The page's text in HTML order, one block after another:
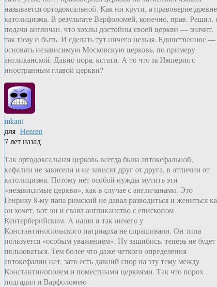
называется ортодоксальной. Как ни крути, а правоверие
католицизма. В результате Варфоломей, конечно, прав. Решил,
подачи англичан, что хохлы достойны своей церкви — значит,
так тому и быть. И сделать тут ничего нельзя. Единственное —
основать независимую Московскую церковь, по примеру
англиканской. Давно пора, кстати. А то что за Империя с
иностранным главой церкви?
mkant
для Henren
7 лет назад
Так ортодоксальная церковь всегда была автокефальной,
кефалии не зависели и не зависят друг от друга, в отличии от
католицизма. Потому нет особой нужды мутить эти
«независимые церкви», как в случае с англичанами. Это
Генриху 8-му папа римский не давал разводиться и жениться
он хочет, вот он и сваял англиканство с епископом
Кентерберийским. А наши и так ничего у
Константинопольского патриарха не спрашивали. Он типа
пользуется «особым уважением». Ну зашибись, теперь не будет
пользоваться. Тем более что даже четкого определения
автокефалии нет, зато есть давний спор на эту тему между
Константинополем и поместными церквями. Так что порох
подгадил и Варфоломею